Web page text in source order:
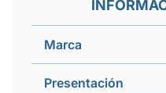
Marca
Presentación